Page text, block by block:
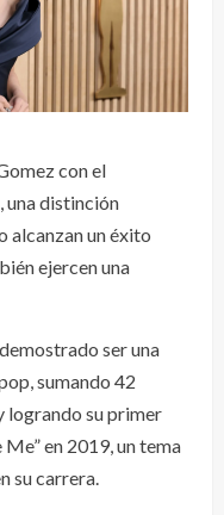
con el
una distinción
alcanzan un éxito
ejercen una
ser una
sumando 42
logrando su primer
en 2019, un tema
su carrera.